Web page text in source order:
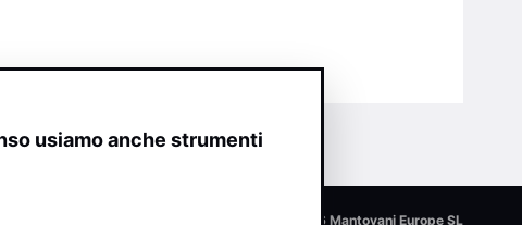
© 2026 Mantovani Europe SL
usiamo anche strumenti